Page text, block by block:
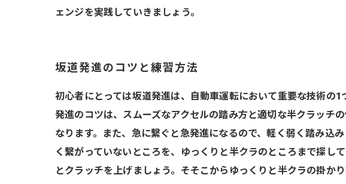
ェンジを実践していきましょう。
坂道発進のコツと練習方法
初心者にとっては坂道発進は、自動車運転において重要な技術の
発進のコツは、スムーズなアクセルの踏み方と適切な半クラッチ
なります。また、急に繋ぐと急発進になるので、軽く弱く踏み込
く繋がっていないところを、ゆっくりと半クラのところまで探し
とクラッチを上げましょう。そそこからゆっくりと半クラの掛か